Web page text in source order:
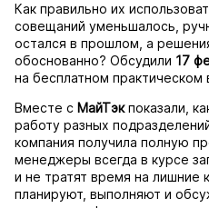
Как правильно их
совещаний уменьшалось,
остался в прошлом, а
обоснованно? Обсудили 17
на бесплатном практическом
Вместе с МайТэкпоказали,
работу разных
компания получила полную
менеджеры всегда в курсе
и не тратят время на лишние
планируют, выполняют и